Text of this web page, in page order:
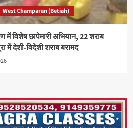
West Champaran (Betiah)
विशेष छापेमारी अभियान, 22 शराब
में देशी-विदेशी शराब बरामद